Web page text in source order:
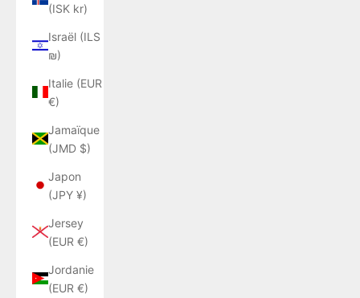
(ISK kr)
Israël (ILS
₪)
Italie (EUR
€)
Jamaïque
(JMD $)
Japon
(JPY ¥)
Jersey
(EUR €)
Jordanie
(EUR €)